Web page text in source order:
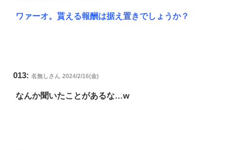
ワァーオ。貰える報酬は据え置きでしょうか？
013: 名無しさん 2024/2/16(金)
なんか聞いたことがあるな…w